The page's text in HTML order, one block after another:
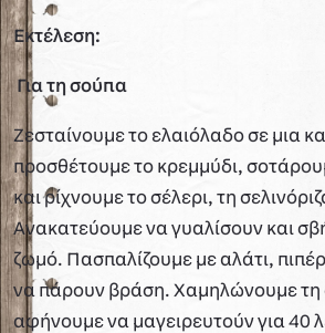
Εκτέλεση:
Για τη σούπα
Ζεσταίνουμε το ελαιόλαδο σε μια
προσθέτουμε το κρεμμύδι,
και ρίχνουμε το σέλερι, τη
Ανακατεύουμε να γυαλίσουν και
ζωμό. Πασπαλίζουμε με αλάτι,
να πάρουν βράση. Χαμηλώνουμε τη
αφήνουμε να μαγειρευτούν για 40